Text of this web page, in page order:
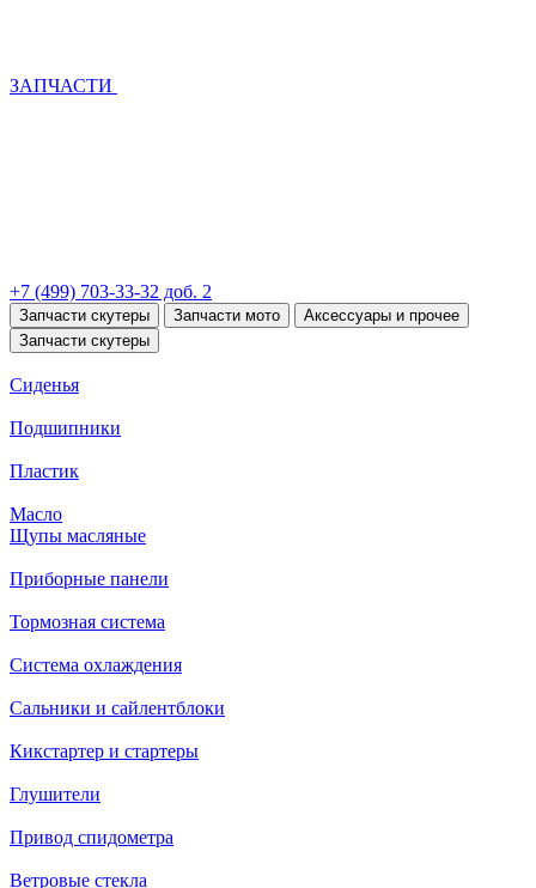
ЗАПЧАСТИ
+7 (499) 703-33-32 доб. 2
Запчасти скутеры Запчасти мото
Аксессуары и прочее
Запчасти скутеры
Сиденья
Подшипники
Пластик
Масло
Щупы масляные
Приборные панели
Тормозная система
Система охлаждения
Сальники и сайлентблоки
Кикстартер и стартеры
Глушители
Привод спидометра
Ветровые стекла